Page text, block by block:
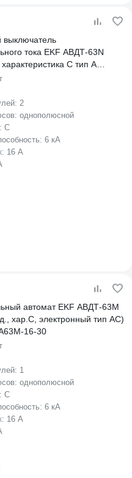
выключатель
тока EKF АВДТ-63N
C тип A
6кА PROXIMA
2
однополюсной
C
6 кА
16 А
автомат EKF АВДТ-63М
хар.C, электронный тип AС)
16-30
1
однополюсной
C
6 кА
16 А